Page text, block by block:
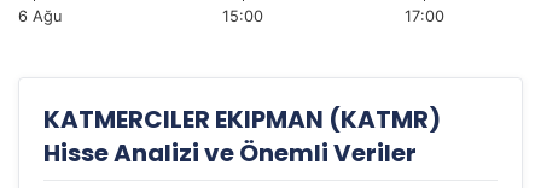
6 Ağu 15:00 17:00
KATMERCILER EKIPMAN (KATMR)
Hisse Analizi ve Önemli Veriler